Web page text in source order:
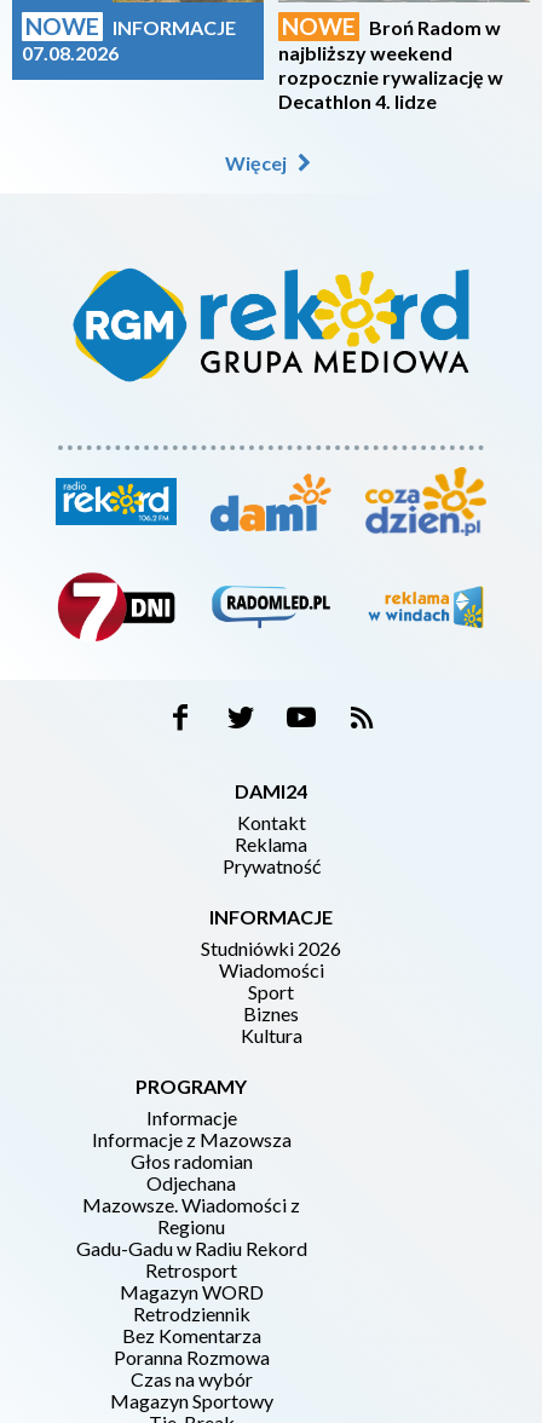
NOWE
INFORMACJE
07.08.2026
NOWE
Broń Radom w
najbliższy weekend
rozpocznie rywalizację w
Decathlon 4. lidze
Więcej
DAMI24
Kontakt
Reklama
Prywatność
INFORMACJE
Studniówki 2026
Wiadomości
Sport
Biznes
Kultura
PROGRAMY
Informacje
Informacje z Mazowsza
Głos radomian
Odjechana
Mazowsze. Wiadomości z
Regionu
Gadu-Gadu w Radiu Rekord
Retrosport
Magazyn WORD
Retrodziennik
Bez Komentarza
Poranna Rozmowa
Czas na wybór
Magazyn Sportowy